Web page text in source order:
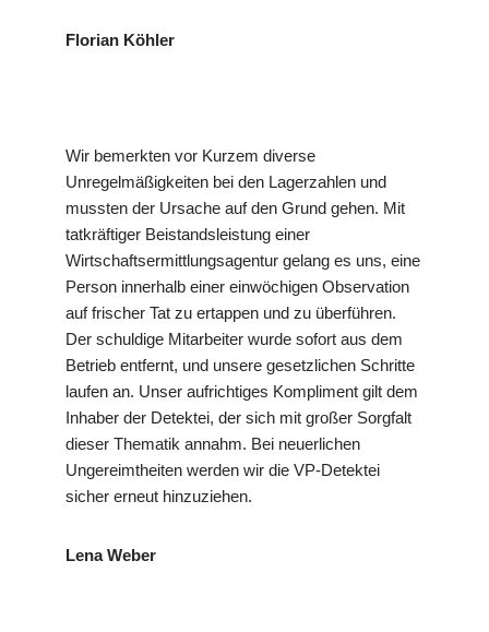
Florian Köhler
Wir bemerkten vor Kurzem diverse
Unregelmäßigkeiten bei den Lagerzahlen und
mussten der Ursache auf den Grund gehen. Mit
tatkräftiger Beistandsleistung einer
Wirtschaftsermittlungsagentur gelang es uns, eine
Person innerhalb einer einwöchigen Observation
auf frischer Tat zu ertappen und zu überführen.
Der schuldige Mitarbeiter wurde sofort aus dem
Betrieb entfernt, und unsere gesetzlichen Schritte
laufen an. Unser aufrichtiges Kompliment gilt dem
Inhaber der Detektei, der sich mit großer Sorgfalt
dieser Thematik annahm. Bei neuerlichen
Ungereimtheiten werden wir die VP-Detektei
sicher erneut hinzuziehen.
Lena Weber